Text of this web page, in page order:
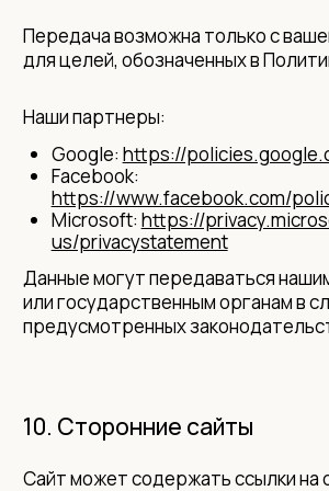
Передача возможна только с
для целей, обозначенных в
Наши партнеры:
Google: https://
Facebook:
https://www.facebook.com/
Microsoft: https://
us/privacystatement
Данные могут передаваться
или государственным органам в
предусмотренных
10. Сторонние сайты
Сайт может содержать ссылки на